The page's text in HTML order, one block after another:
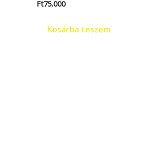
Ft75.000
Kosárba teszem